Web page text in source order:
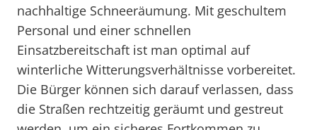
nachhaltige Schneeräumung. Mit geschultem
Personal und einer schnellen
Einsatzbereitschaft ist man optimal auf
winterliche Witterungsverhältnisse vorbereitet.
Die Bürger können sich darauf verlassen, dass
die Straßen rechtzeitig geräumt und gestreut